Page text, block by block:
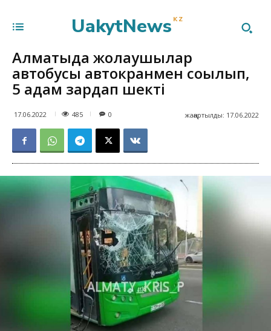
UakytNews KZ
Алматыда жолаушылар
автобусы автокранмен соғылып,
5 адам зардап шекті
17.06.2022 485 жаңартылды: 17.06.2022
0